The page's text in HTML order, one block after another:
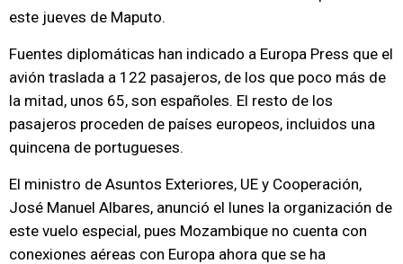
este jueves de Maputo.
Fuentes diplomáticas han indicado a Europa Press que el
avión traslada a 122 pasajeros, de los que poco más de
la mitad, unos 65, son españoles. El resto de los
pasajeros proceden de países europeos, incluidos una
quincena de portugueses.
El ministro de Asuntos Exteriores, UE y Cooperación,
José Manuel Albares, anunció el lunes la organización de
este vuelo especial, pues Mozambique no cuenta con
conexiones aéreas con Europa ahora que se ha